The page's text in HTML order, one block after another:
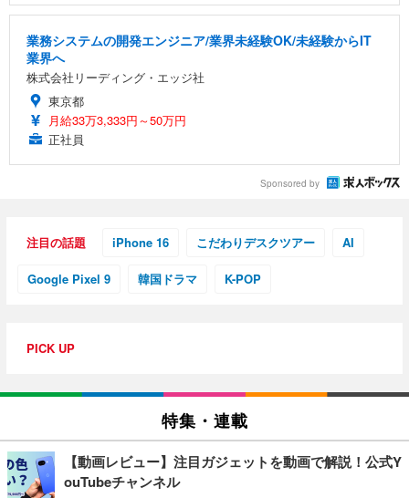
業務システムの開発エンジニア/業界未経験OK/未経験からIT
業界へ
株式会社リーディング・エッジ社
東京都
月給33万3,333円～50万円
正社員
Sponsored by
注目の話題 iPhone 16 こだわりデスクツアー AI
Google Pixel 9 韓国ドラマ K-POP
PICK UP
特集・連載
【動画レビュー】注目ガジェットを動画で解説！公式Y
ouTubeチャンネル